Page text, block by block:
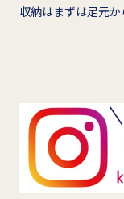
収納はまずは足元か